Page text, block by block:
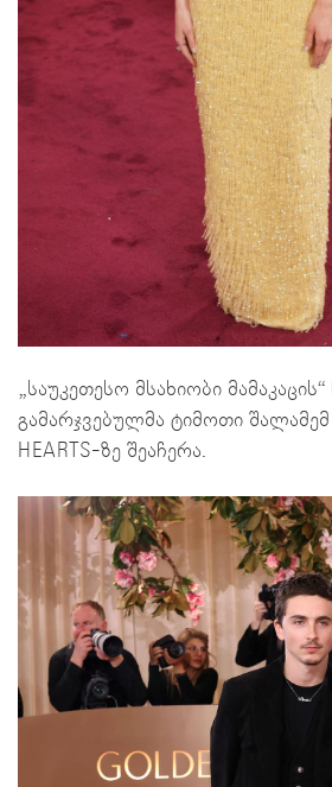
„საუკეთესო მსახიობი მამაკაცის“
გამარჯვებულმა ტიმოთი შალამემ
HEARTS-ზე შეაჩერა.